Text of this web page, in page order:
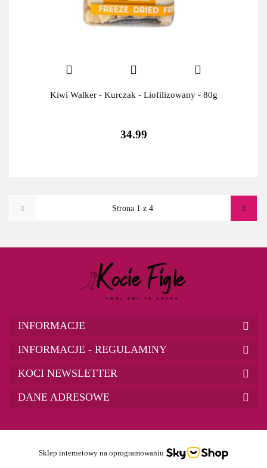
Kiwi Walker - Kurczak - Liofilizowany - 80g
34.99
INFORMACJE
INFORMACJE - REGULAMINY
KOCI NEWSLETTER
DANE ADRESOWE
Sklep internetowy na oprogramowaniu